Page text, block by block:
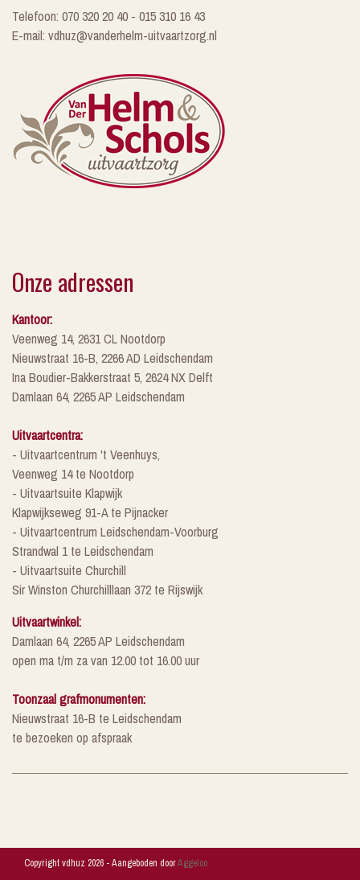
Telefoon: 070 320 20 40 - 015 310 16 43
E-mail: vdhuz@vanderhelm-uitvaartzorg.nl
Onze adressen
Kantoor:
Veenweg 14, 2631 CL Nootdorp
Nieuwstraat 16-B, 2266 AD Leidschendam
Ina Boudier-Bakkerstraat 5, 2624 NX Delft
Damlaan 64, 2265 AP Leidschendam
Uitvaartcentra:
- Uitvaartcentrum 't Veenhuys,
Veenweg 14 te Nootdorp
- Uitvaartsuite Klapwijk
Klapwijkseweg 91-A te Pijnacker
- Uitvaartcentrum Leidschendam-Voorburg
Strandwal 1 te Leidschendam
- Uitvaartsuite Churchill
Sir Winston Churchilllaan 372 te Rijswijk
Uitvaartwinkel:
Damlaan 64, 2265 AP Leidschendam
open ma t/m za van 12.00 tot 16.00 uur
Toonzaal grafmonumenten:
Nieuwstraat 16-B te Leidschendam
te bezoeken op afspraak
Copyright vdhuz 2026 - Aangeboden doorAggeloo